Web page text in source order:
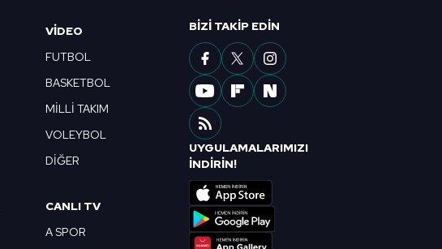
VIDEO
FUTBOL
BASKETBOL
MİLLİ TAKIM
VOLEYBOL
DİĞER
CANLI TV
A SPOR
BIZI TAKIP EDIN
UYGULAMALARIMIZI
İNDİRİN!